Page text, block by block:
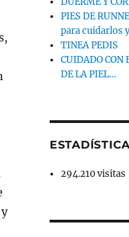
PIES DE
para cuidarlos
TINEA PEDIS
CUIDADO CON
DE LA PIEL…
294.210 visitas